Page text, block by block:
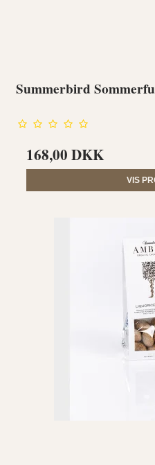
Summerbird
168,00 DKK
VIS